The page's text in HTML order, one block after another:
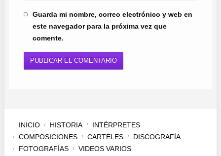
Guarda mi nombre, correo electrónico y web en
este navegador para la próxima vez que
comente.
INICIO HISTORIA
INTÉRPRETES
COMPOSICIONES
CARTELES
DISCOGRAFÍA
FOTOGRAFÍAS
VIDEOS VARIOS